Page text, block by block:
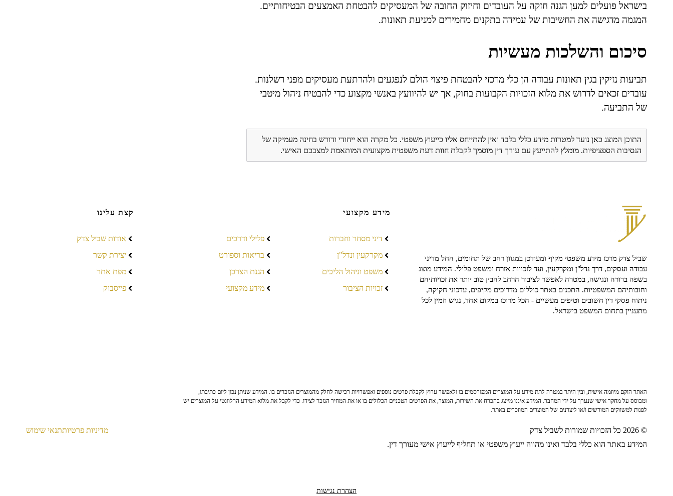
בישראל פועלים למען הגנה חזקה על העובדים וחיזוק החובה של המעסיקים להבטחת האמצעים הבטיחותיים.
המגמה מדגישה את החשיבות של עמידה בתקנים מחמירים למניעת תאונות.
סיכום והשלכות מעשיות
תביעות נזיקין בגין תאונות עבודה הן כלי מרכזי להבטחת פיצוי הולם לנפגעים ולהרתעת מעסיקים מפני רשלנות.
עובדים זכאים לדרוש את מלוא הזכויות הקבועות בחוק, אך יש להיוועץ באנשי מקצוע כדי להבטיח ניהול מיטבי
של התביעה.
התוכן המוצג כאן נועד למטרות מידע כללי בלבד ואין להתייחס אליו כייעוץ משפטי. כל מקרה הוא ייחודי ודורש בחינה מעמיקה של
הנסיבות הספציפיות. מומלץ להתייעץ עם עורך דין מוסמך לקבלת חוות דעת משפטית מקצועית המותאמת למצבכם האישי.
שביל צדק מרכז מידע משפטי מקיף ומעודכן במגוון רחב של תחומים, החל מדיני
עבודה ועסקים, דרך נדל"ן ומקרקעין, ועד לזכויות אזרח ומשפט פלילי. המידע מוצג
בשפה ברורה ונגישה, במטרה לאפשר לציבור הרחב להבין טוב יותר את זכויותיהם
וחובותיהם המשפטיות. התכנים באתר כוללים מדריכים מקיפים, עדכוני חקיקה,
ניתוח פסקי דין חשובים וטיפים מעשיים - הכל מרוכז במקום אחד, נגיש וזמין לכל
מתעניין בתחום המשפט בישראל.
מידע מקצועי
דיני מסחר וחברות
מקרקעין ונדל"ן
משפט וניהול הליכים
זכויות הציבור
פלילי ודרכים
בריאות וספורט
הגנת הצרכן
מידע מקצועי
קצת עלינו
אודות שביל צדק
יצירת קשר
מפת אתר
פייסבוק
האתר הוקם מיוזמה אישית, ובין היתר במטרה לתת מידע על המוצרים המפורסמים בו ולאפשר ערוץ לקבלת פרטים נוספים ואפשרויות רכישה לחלק מהמוצרים הנזכרים בו. המידע שניתן נכון ליום כתיבתו,
ומבוסס על מחקר אישי שנערך על ידי המחבר. המידע איננו מייצג בהכרח את השירות, המוצר, את הפרטים הטכניים הכלולים בו או את המחיר הנזכר לצידו. כדי לקבל את מלוא המידע הרלוונטי על המוצרים יש
לפנות למשווקים המורשים ו/או ליצרנים של המוצרים המוזכרים באתר.
© 2026 כל הזכויות שמורות לשביל צדק
המידע באתר הוא כללי בלבד ואינו מהווה ייעוץ משפטי או תחליף לייעוץ אישי מעורך דין.
מדיניות פרטיותתנאי שימוש
הצהרת נגישות